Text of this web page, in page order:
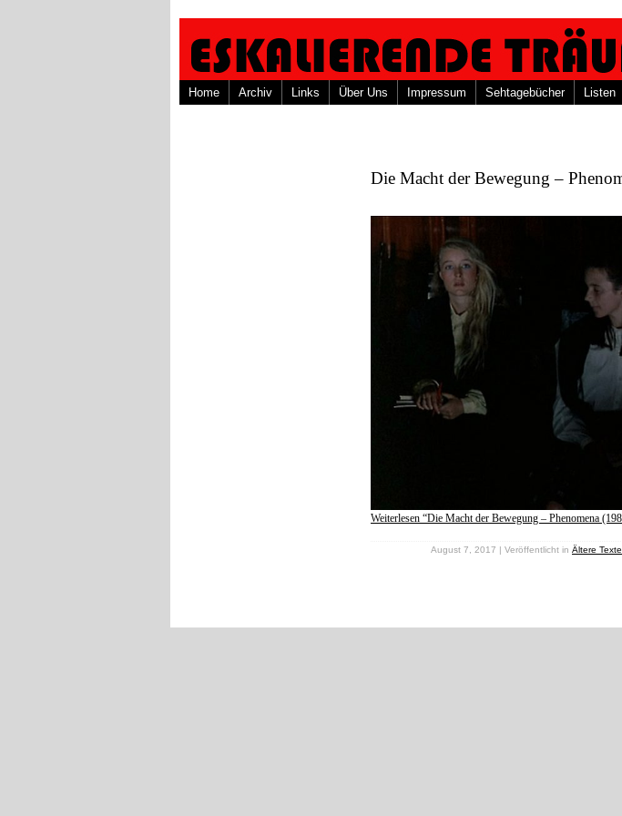
Home Archiv Links Über Uns Impressum Sehtagebücher Listen
Die Macht der Bewegung –
Weiterlesen “Die Macht der Bewegung – Phenomena
August 7, 2017 | Veröffentlicht in Ältere Texte